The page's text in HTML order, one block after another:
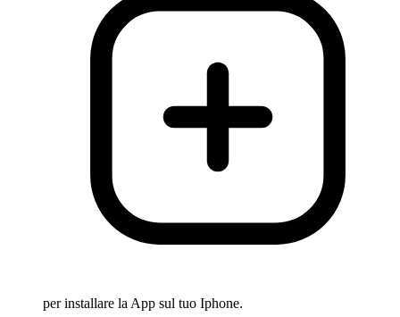
per installare la App sul tuo Iphone.